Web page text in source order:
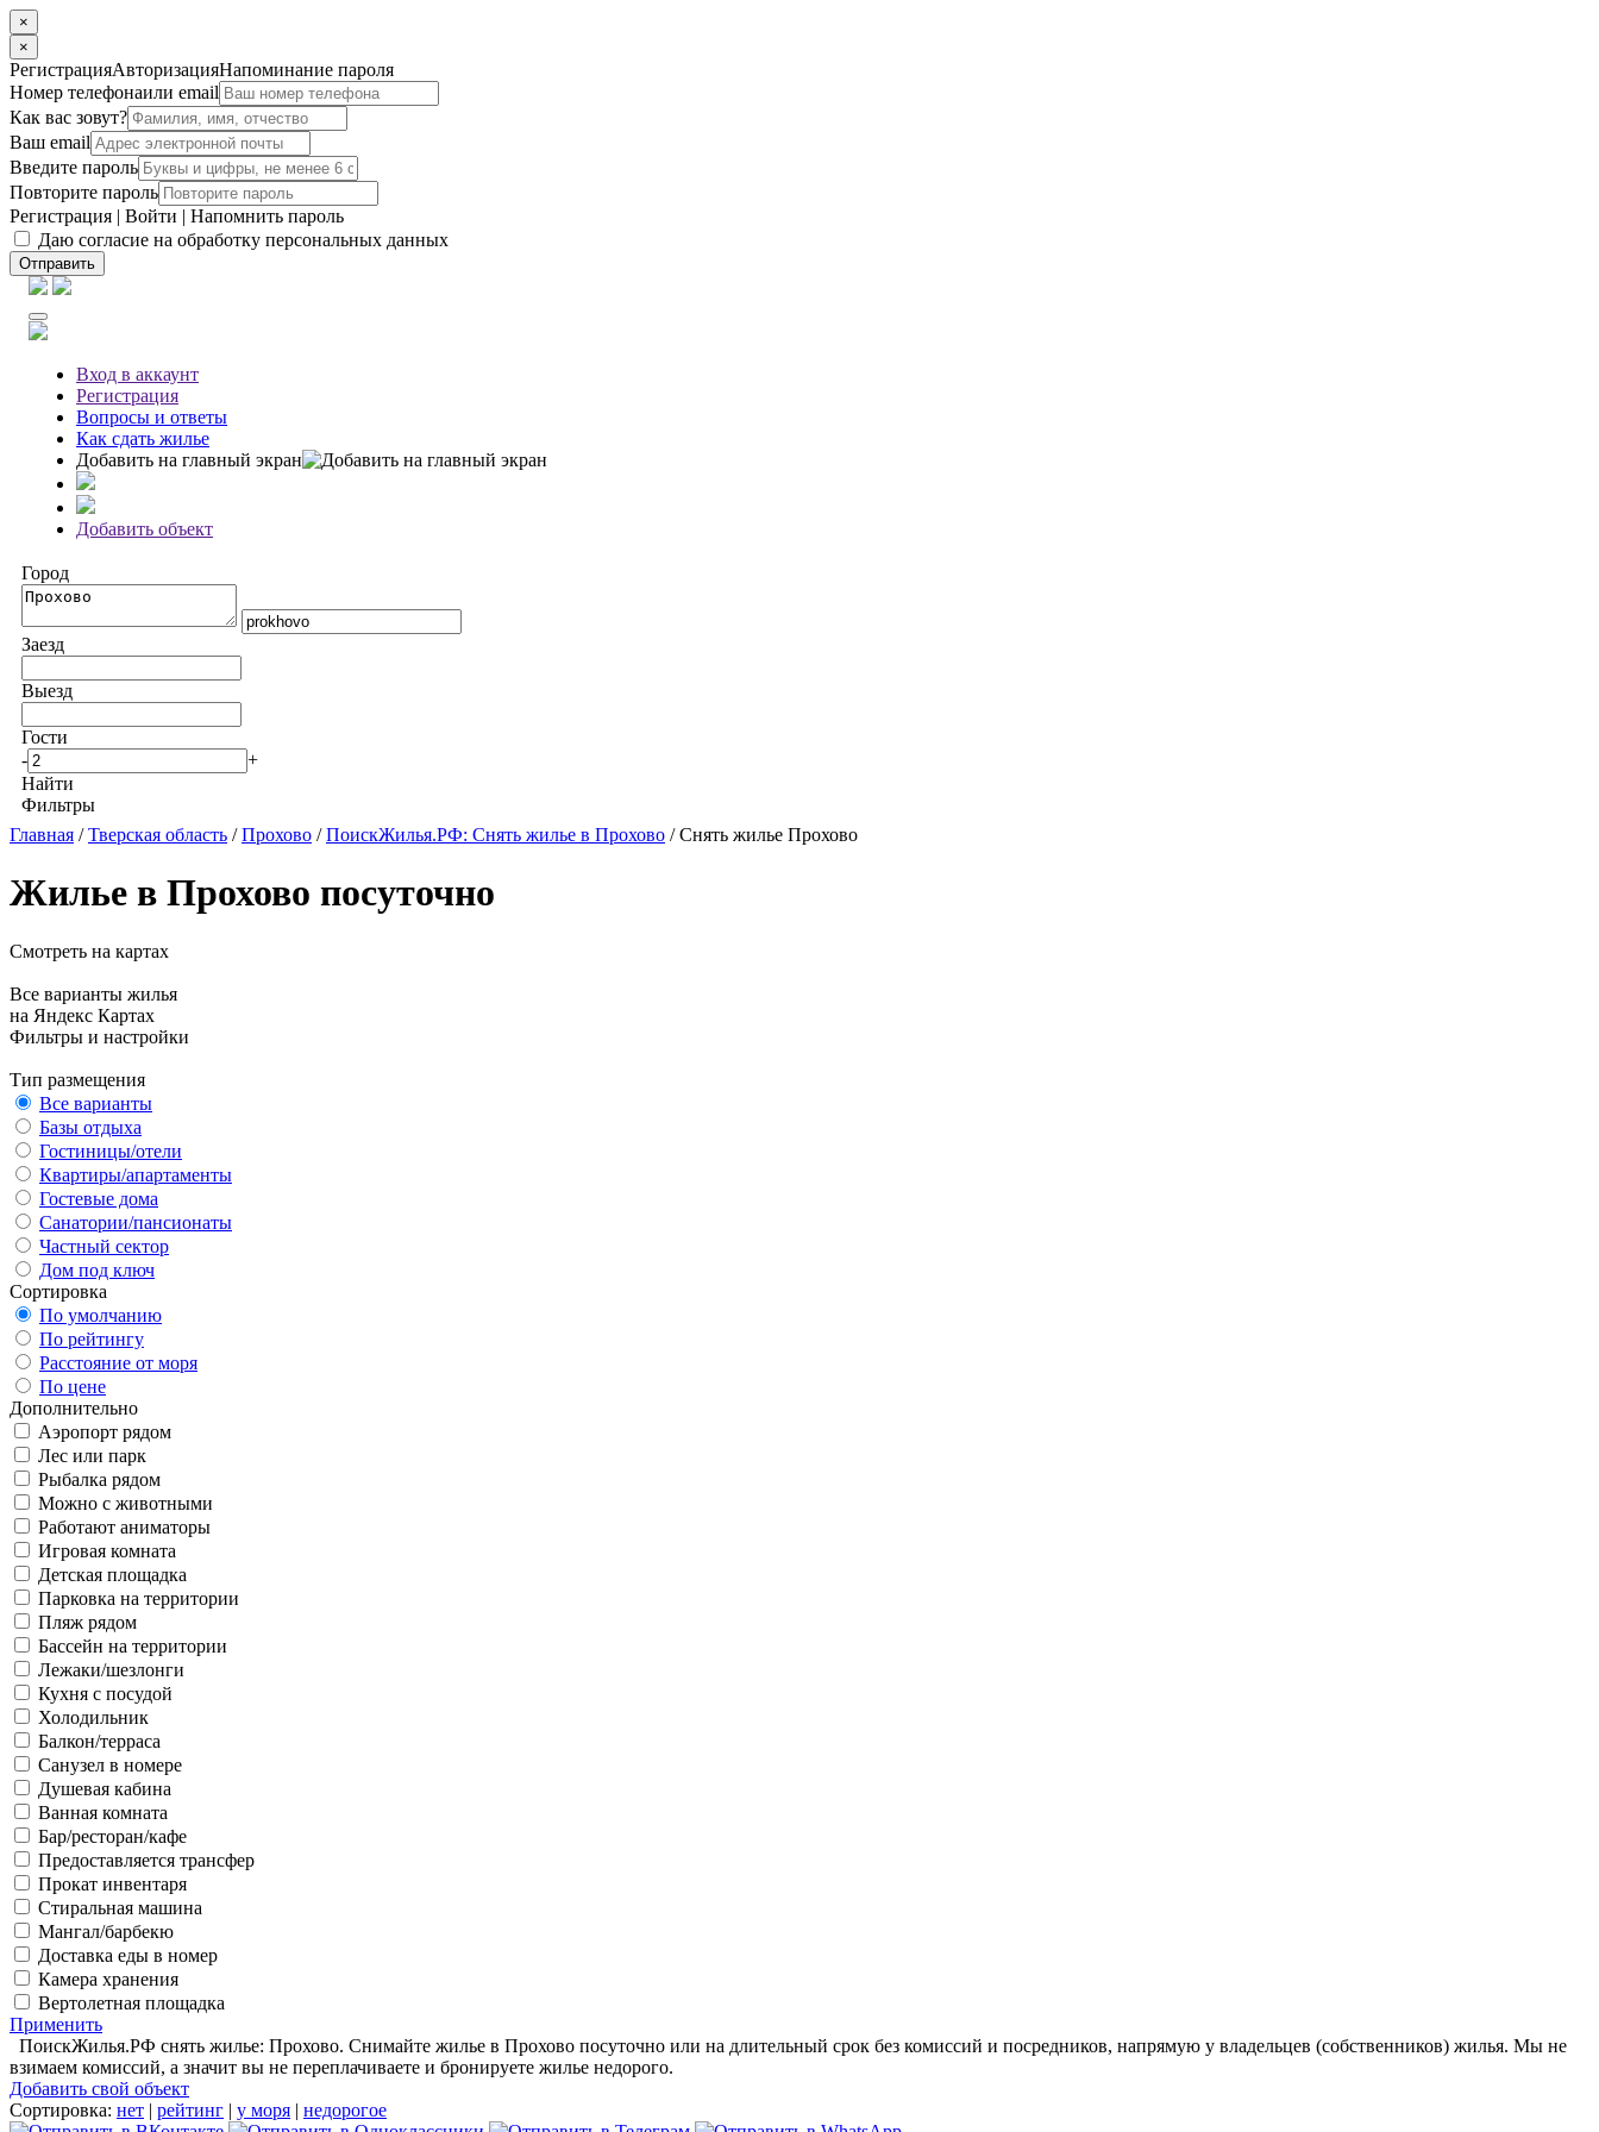
×
×
РегистрацияАвторизацияНапоминание пароля
Номер телефонаили email
Как вас зовут?
Ваш email
Введите пароль
Повторите пароль
Регистрация | Войти | Напомнить пароль
Даю согласие на обработку персональных данных
Отправить
Вход в аккаунт
Регистрация
Вопросы и ответы
Как сдать жилье
Добавить на главный экран
Добавить объект
Город
Заезд
Выезд
Гости
-
+
Найти
Фильтры
Главная /Тверская область /Прохово /ПоискЖилья.РФ: Снять жилье в Прохово / Снять жилье Прохово
Жилье в Прохово посуточно
Смотреть на картах
Все варианты жилья
на Яндекс Картах
Фильтры и настройки
Тип размещения
Все варианты
Базы отдыха
Гостиницы/отели
Квартиры/апартаменты
Гостевые дома
Санатории/пансионаты
Частный сектор
Дом под ключ
Сортировка
По умолчанию
По рейтингу
Расстояние от моря
По цене
Дополнительно
Аэропорт рядом
Лес или парк
Рыбалка рядом
Можно с животными
Работают аниматоры
Игровая комната
Детская площадка
Парковка на территории
Пляж рядом
Бассейн на территории
Лежаки/шезлонги
Кухня с посудой
Холодильник
Балкон/терраса
Санузел в номере
Душевая кабина
Ванная комната
Бар/ресторан/кафе
Предоставляется трансфер
Прокат инвентаря
Стиральная машина
Мангал/барбекю
Доставка еды в номер
Камера хранения
Вертолетная площадка
Применить
ПоискЖилья.РФ снять жилье: Прохово. Снимайте жилье в Прохово посуточно или на длительный срок без комиссий и посредников, напрямую у владельцев (собственников) жилья. Мы не
взимаем комиссий, а значит вы не переплачиваете и бронируете жилье недорого.
Добавить свой объект
Сортировка: нет | рейтинг | у моря | недорогое